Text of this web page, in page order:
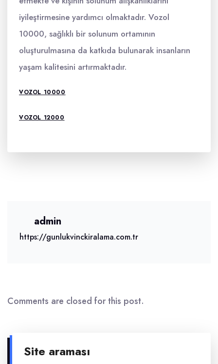
iyileştirmesine yardımcı olmaktadır. Vozol
10000, sağlıklı bir solunum ortamının
oluşturulmasına da katkıda bulunarak insanların
yaşam kalitesini artırmaktadır.
VOZOL 10000
VOZOL 12000
admin
https://gunlukvinckiralama.com.tr
Comments are closed for this post.
Site araması